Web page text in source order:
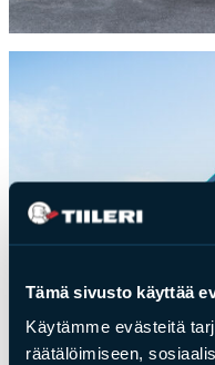
Tämä sivusto käyttää
Käytämme evästeitä
räätälöimiseen,